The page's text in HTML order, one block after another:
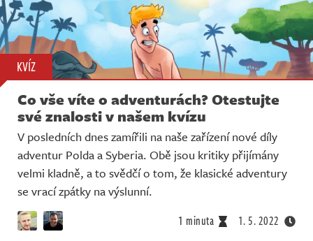
KVÍZ
Co vše víte o adventurách? Otestujte
své znalosti v našem kvízu
V posledních dnes zamířili na naše zařízení nové díly
adventur Polda a Syberia. Obě jsou kritiky přijímány
velmi kladně, a to svědčí o tom, že klasické adventury
se vrací zpátky na výslunní.
1 minuta 1. 5. 2022